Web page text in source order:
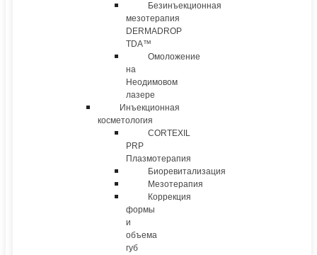
Безинъекционная
мезотерапия
DERMADROP
TDA™
Омоложение
на
Неодимовом
лазере
Инъекционная
косметология
CORTEXIL
PRP
Плазмотерапия
Биоревитализация
Мезотерапия
Коррекция
формы
и
объема
губ